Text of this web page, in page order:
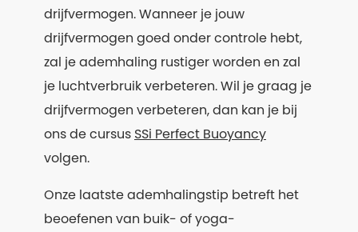
drijfvermogen. Wanneer je jouw
drijfvermogen goed onder controle hebt,
zal je ademhaling rustiger worden en zal
je luchtverbruik verbeteren. Wil je graag je
drijfvermogen verbeteren, dan kan je bij
ons de cursus SSi Perfect Buoyancy
volgen.
Onze laatste ademhalingstip betreft het
beoefenen van buik- of yoga-